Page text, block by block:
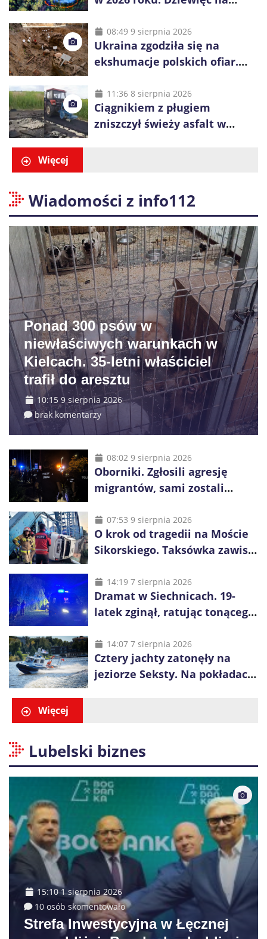
08:49 9 sierpnia 2026
Ukraina zgodziła się na
ekshumacje polskich ofiar.
i Ugły
11:36 8 sierpnia 2026
Ciągnikiem z pługiem
zniszczył świeży asfalt w
Więcej
Wiadomości z info112
Ponad 300 psów w
niewłaściwych warunkach w
Kielcach. 35-letni właściciel
trafił do aresztu
10:15 9 sierpnia 2026
brak komentarzy
08:02 9 sierpnia 2026
Oborniki. Zgłosili agresję
migrantów, sami zostali
proceder
07:53 9 sierpnia 2026
O krok od tragedii na Moście
Sikorskiego. Taksówka zawisła
14:19 7 sierpnia 2026
Dramat w Siechnicach. 19-
latek zginął, ratując tonącego
14:07 7 sierpnia 2026
Cztery jachty zatonęły na
jeziorze Seksty. Na pokładach
Więcej
Lubelski biznes
15:10 1 sierpnia 2026
10 osób skomentowało
Strefa Inwestycyjna w Łęcznej